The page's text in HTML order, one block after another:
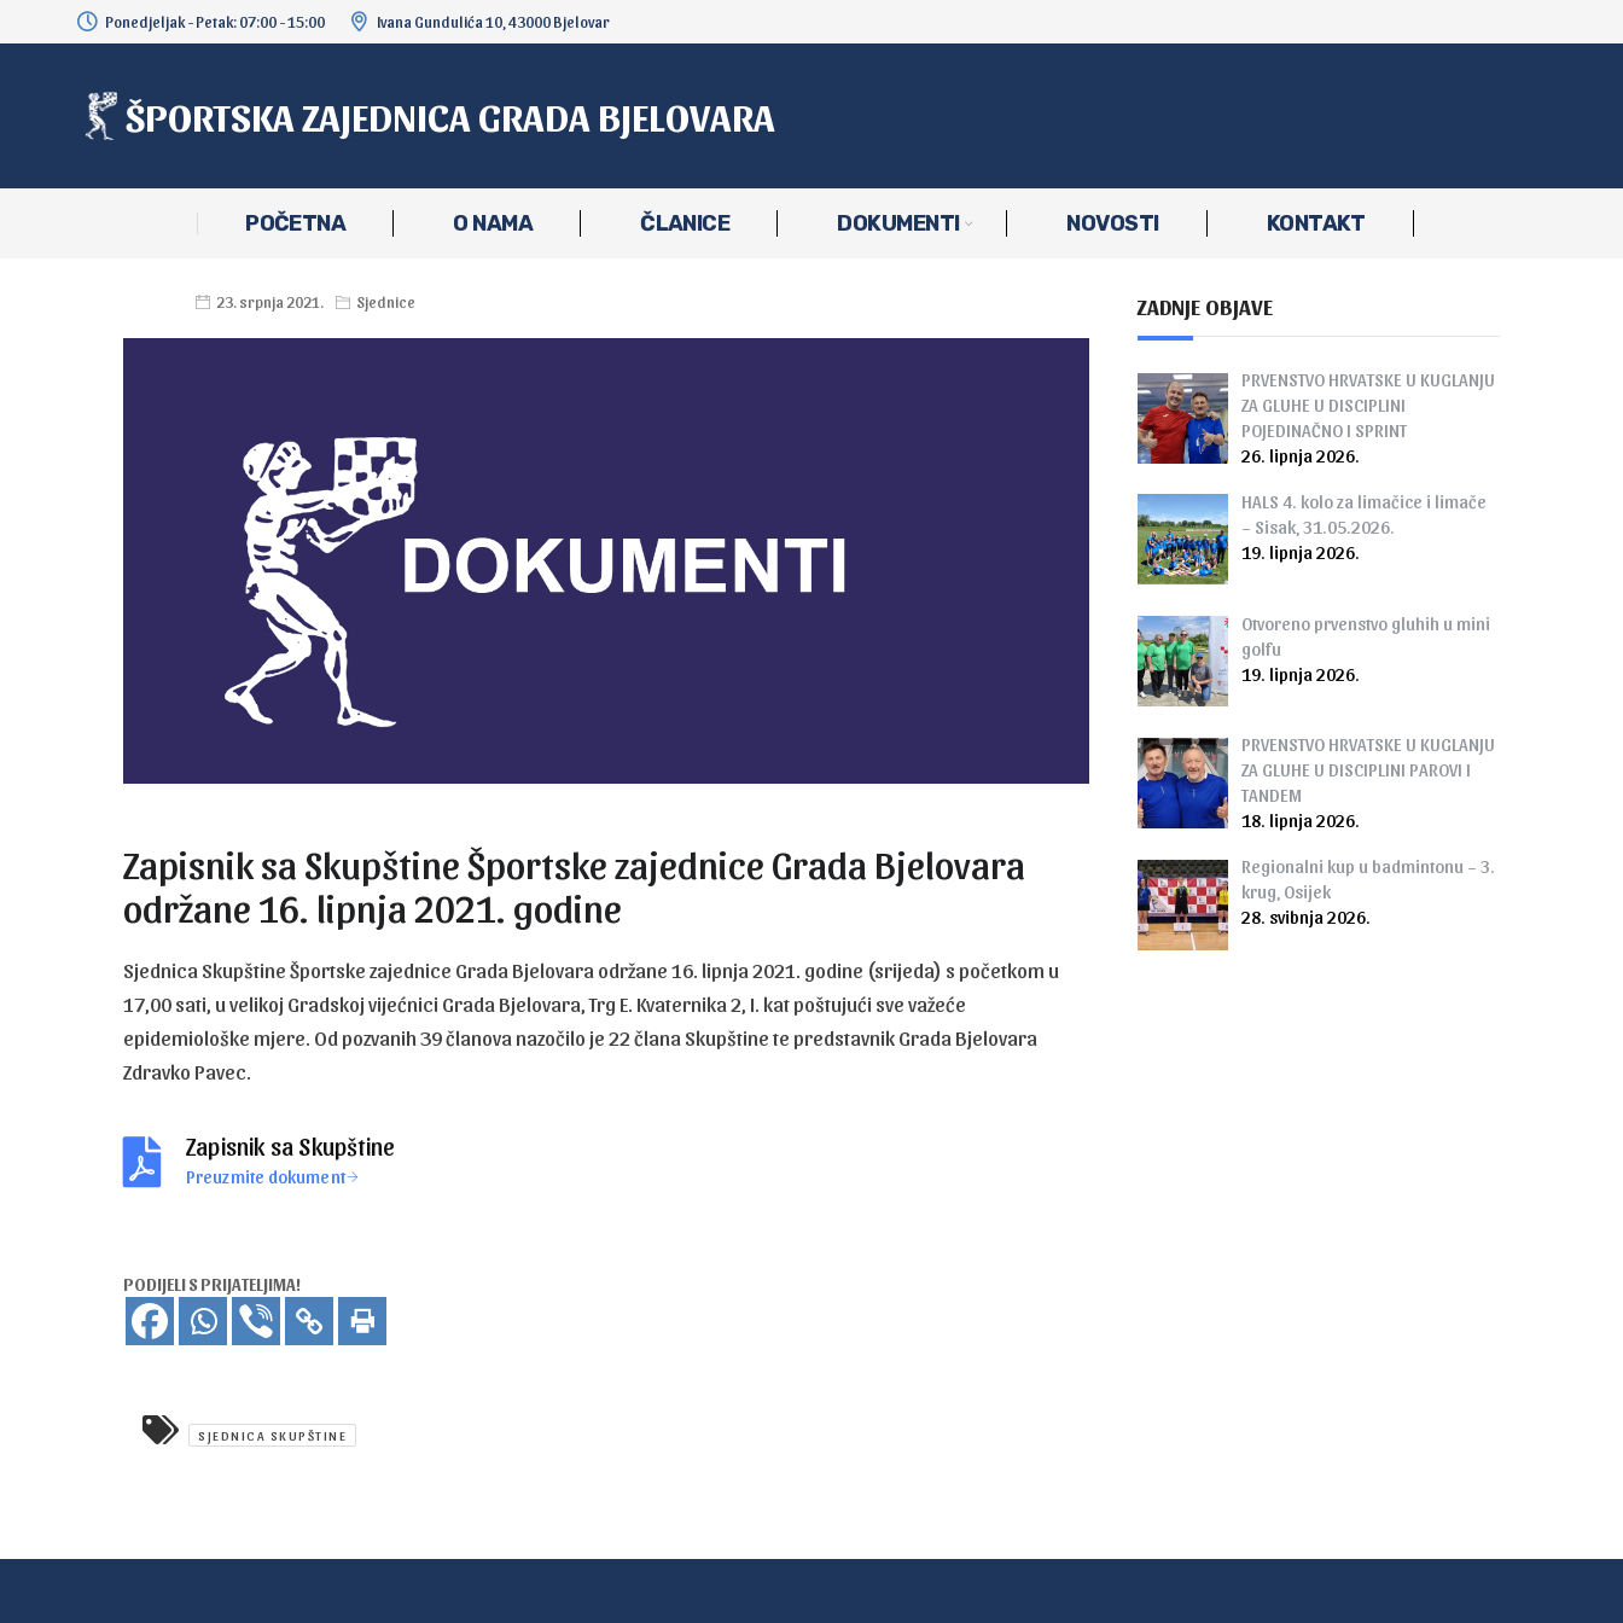
Ponedjeljak - Petak: 07:00 - 15:00 Ivana Gundulića 10, 43000 Bjelovar
ŠPORTSKA ZAJEDNICA GRADA BJELOVARA
POČETNA O NAMA ČLANICE DOKUMENTI NOVOSTI KONTAKT
23. srpnja 2021. Sjednice
Zapisnik sa Skupštine Športske zajednice Grada Bjelovara
održane 16. lipnja 2021. godine
Sjednica Skupštine Športske zajednice Grada Bjelovara održane 16. lipnja 2021. godine (srijeda) s početkom u
17,00 sati, u velikoj Gradskoj vijećnici Grada Bjelovara, Trg E. Kvaternika 2, I. kat poštujući sve važeće
epidemiološke mjere. Od pozvanih 39 članova nazočilo je 22 člana Skupštine te predstavnik Grada Bjelovara
Zdravko Pavec.
Zapisnik sa Skupštine
Preuzmite dokument
PODIJELI S PRIJATELJIMA!
SJEDNICA SKUPŠTINE
ZADNJE OBJAVE
PRVENSTVO HRVATSKE U KUGLANJU
ZA GLUHE U DISCIPLINI
POJEDINAČNO I SPRINT
26. lipnja 2026.
HALS 4. kolo za limačice i limače
– Sisak, 31.05.2026.
19. lipnja 2026.
Otvoreno prvenstvo gluhih u mini
golfu
19. lipnja 2026.
PRVENSTVO HRVATSKE U KUGLANJU
ZA GLUHE U DISCIPLINI PAROVI I
TANDEM
18. lipnja 2026.
Regionalni kup u badmintonu – 3.
krug, Osijek
28. svibnja 2026.